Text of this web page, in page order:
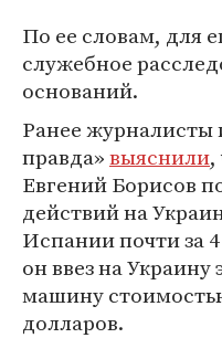
По ее словам, для
служебное
оснований.
Ранее журналисты
правда»выяснили,
Евгений Борисов
действий на
Испании почти за
он ввез на
машину
долларов.